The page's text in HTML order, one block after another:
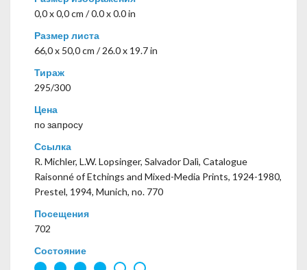
0,0 x 0,0 cm / 0.0 x 0.0 in
Размер листа
66,0 x 50,0 cm / 26.0 x 19.7 in
Тираж
295/300
Цена
по запросу
Ссылка
R. Michler, L.W. Lopsinger, Salvador Dalì, Catalogue
Raisonné of Etchings and Mixed-Media Prints, 1924-1980,
Prestel, 1994, Munich, no. 770
Посещения
702
Состояние